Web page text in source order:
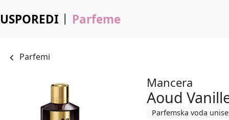
USPOREDI Parfeme
Parfemi
Mancera
Aoud
Parfemska voda